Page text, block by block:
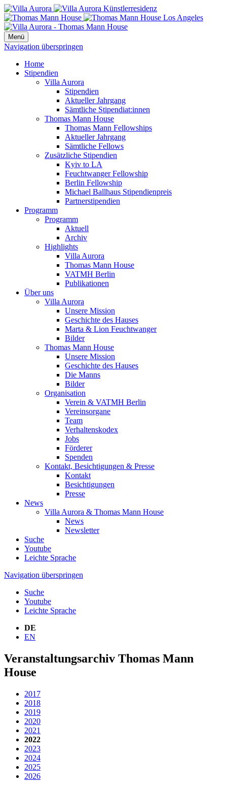
Menü
Navigation überspringen
Home
Stipendien
Villa Aurora
Stipendien
Aktueller Jahrgang
Sämtliche Stipendiat:innen
Thomas Mann House
Thomas Mann Fellowships
Aktueller Jahrgang
Sämtliche Fellows
Zusätzliche Stipendien
Kyiv to LA
Feuchtwanger Fellowship
Berlin Fellowship
Michael Ballhaus Stipendienpreis
Partnerstipendien
Programm
Programm
Aktuell
Archiv
Highlights
Villa Aurora
Thomas Mann House
VATMH Berlin
Publikationen
Über uns
Villa Aurora
Unsere Mission
Geschichte des Hauses
Marta & Lion Feuchtwanger
Bilder
Thomas Mann House
Unsere Mission
Geschichte des Hauses
Die Manns
Bilder
Organisation
Verein & VATMH Berlin
Vereinsorgane
Team
Verhaltenskodex
Jobs
Förderer
Spenden
Kontakt, Besichtigungen & Presse
Kontakt
Besichtigungen
Presse
News
Villa Aurora & Thomas Mann House
News
Newsletter
Suche
Youtube
Leichte Sprache
Navigation überspringen
Suche
Youtube
Leichte Sprache
DE
EN
Veranstaltungsarchiv Thomas Mann
House
2017
2018
2019
2020
2021
2022
2023
2024
2025
2026